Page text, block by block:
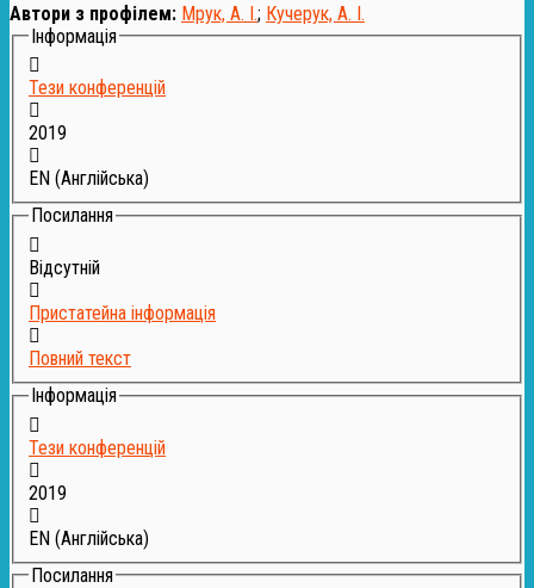
Автори з профілем: Мрук, А. І.; Кучерук, А. І.
Інформація
Тези конференцій
2019
EN (Англійська)
Посилання
Відсутній
Пристатейна інформація
Повний текст
Інформація
Тези конференцій
2019
EN (Англійська)
Посилання